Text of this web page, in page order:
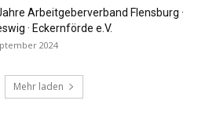
Arbeitgeberverband Flensburg ·
· Eckernförde e.V.
2024
Mehr laden